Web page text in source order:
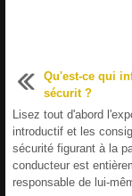
Qu'est-ce qui
sécurit ?
Lisez tout d'abord
introductif et les
sécurité figurant à la
conducteur est
responsable de lui-